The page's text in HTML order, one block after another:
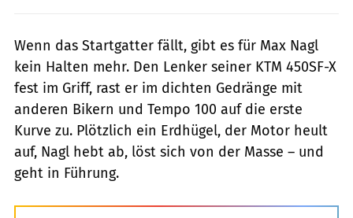
Wenn das Startgatter fällt, gibt es für Max Nagl
kein Halten mehr. Den Lenker seiner KTM 450SF-X
fest im Griff, rast er im dichten Gedränge mit
anderen Bikern und Tempo 100 auf die erste
Kurve zu. Plötzlich ein Erdhügel, der Motor heult
auf, Nagl hebt ab, löst sich von der Masse – und
geht in Führung.